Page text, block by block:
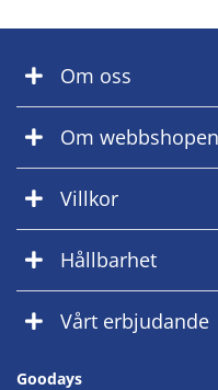
Om oss
Om webbshopen
Villkor
Hållbarhet
Vårt erbjudande
Goodays